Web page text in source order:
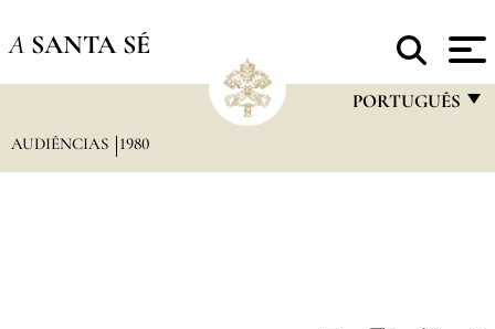
A SANTA SÉ
PORTUGUÊS
AUDIÊNCIAS 1980